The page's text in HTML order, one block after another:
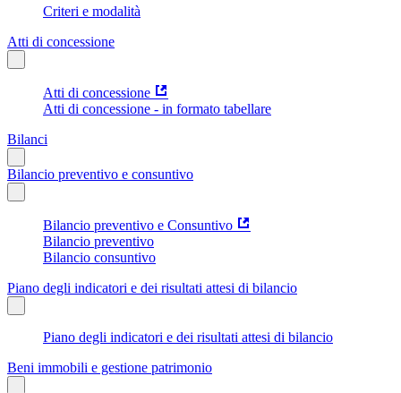
Criteri e modalità
Atti di concessione
Atti di concessione
Atti di concessione - in formato tabellare
Bilanci
Bilancio preventivo e consuntivo
Bilancio preventivo e Consuntivo
Bilancio preventivo
Bilancio consuntivo
Piano degli indicatori e dei risultati attesi di bilancio
Piano degli indicatori e dei risultati attesi di bilancio
Beni immobili e gestione patrimonio